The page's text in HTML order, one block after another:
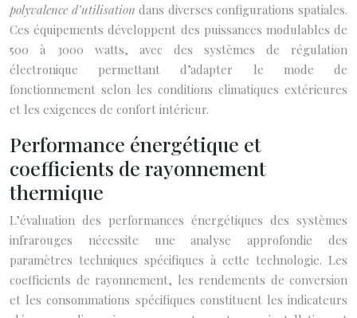
polyvalence d’utilisationdans diverses configurations spatiales.
Ces équipements développent des puissances modulables de
500 à 3000 watts, avec des systèmes de régulation
électronique permettant d’adapter le mode de
fonctionnement selon les conditions climatiques extérieures
et les exigences de confort intérieur.
Performance énergétique et
coefficients de rayonnement
thermique
L’évaluation des performances énergétiques des systèmes
infrarouges nécessite une analyse approfondie des
paramètres techniques spécifiques à cette technologie. Les
coefficients de rayonnement, les rendements de conversion
et les consommations spécifiques constituent les indicateurs